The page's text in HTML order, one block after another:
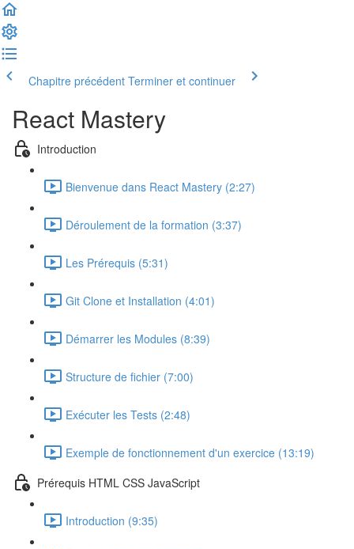
Chapitre précédent Terminer et continuer
React Mastery
Introduction
Bienvenue dans React Mastery (2:27)
Déroulement de la formation (3:37)
Les Prérequis (5:31)
Git Clone et Installation (4:01)
Démarrer les Modules (8:39)
Structure de fichier (7:00)
Exécuter les Tests (2:48)
Exemple de fonctionnement d'un exercice (13:19)
Prérequis HTML CSS JavaScript
Introduction (9:35)